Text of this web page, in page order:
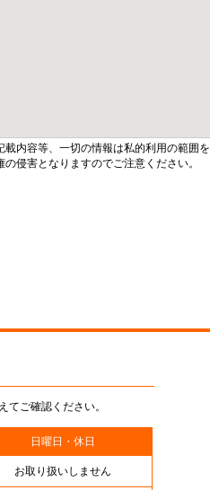
載内容等、一切の情報は私的利用の範囲を
侵害となりますのでご注意ください。
ご確認ください。
日曜日・休日
お取り扱いしません